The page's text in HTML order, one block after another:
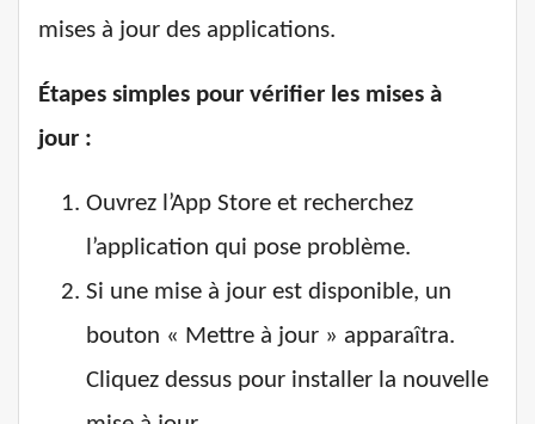
mises à jour des applications.
Étapes simples pour vérifier les mises à
jour :
Ouvrez l’App Store et recherchez
l’application qui pose problème.
Si une mise à jour est disponible, un
bouton « Mettre à jour » apparaîtra.
Cliquez dessus pour installer la nouvelle